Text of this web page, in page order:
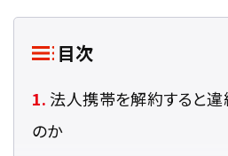
目次
法人携帯を解約すると
のか